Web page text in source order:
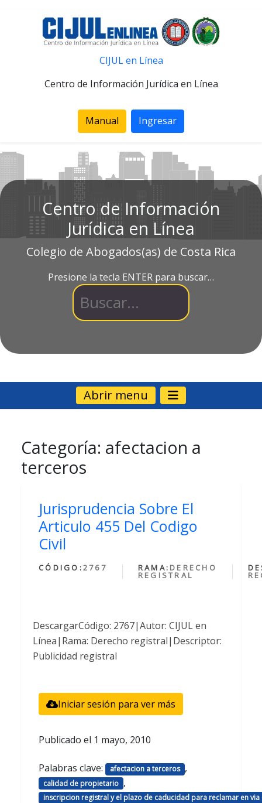
CIJUL en Línea
Centro de Información Jurídica en Línea
Manual Ingresar
Centro de Información
Jurídica en Línea
Colegio de Abogados(as) de Costa Rica
Presione la tecla ENTER para buscar…
Abrir menu
Categoría: afectacion a
terceros
Jurisprudencia Sobre El
Articulo 455 Del Codigo
Civil
CÓDIGO:2767 RAMA: DERECHO
REGISTRAL
DescargarCódigo: 2767|Autor: CIJUL en
Línea|Rama: Derecho registral|Descriptor:
Publicidad registral
Iniciar sesión para ver más
Publicado el 1 mayo, 2010
Palabras clave: afectacion a terceros ,
calidad de propietario ,
inscripcion registral y el plazo de caducidad para reclamar en